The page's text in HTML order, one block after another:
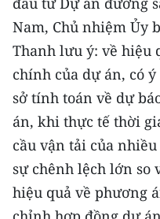
Nam, Chủ nhiệm Ủy
Thanh lưu ý: về hiệu
chính của dự án, có
sở tính toán về dự
án, khi thực tế thời
cầu vận tải của
sự chênh lệch lớn so
hiệu quả về phương